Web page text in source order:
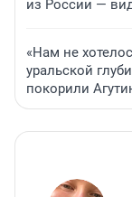
из России —
«Нам не
уральской
покорили